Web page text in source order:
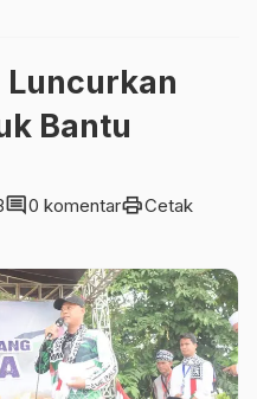
Bantu
comment0 komentarprintCetak